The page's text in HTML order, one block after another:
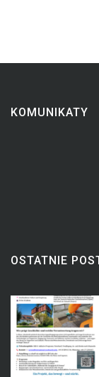
KOMUNIKATY
OSTATNIE